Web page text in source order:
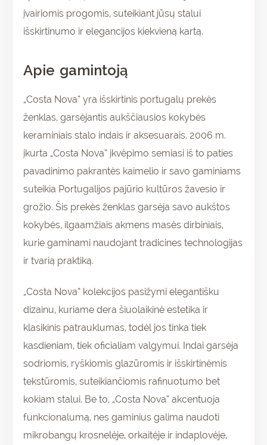
įvairiomis progomis, suteikiant jūsų stalui
išskirtinumo ir elegancijos kiekvieną kartą.
Apie gamintoją
„Costa Nova“ yra išskirtinis portugalų prekės
ženklas, garsėjantis aukščiausios kokybės
keraminiais stalo indais ir aksesuarais. 2006 m.
įkurta „Costa Nova“ įkvėpimo semiasi iš to paties
pavadinimo pakrantės kaimelio ir savo gaminiams
suteikia Portugalijos pajūrio kultūros žavesio ir
grožio. Šis prekės ženklas garsėja savo aukštos
kokybės, ilgaamžiais akmens masės dirbiniais,
kurie gaminami naudojant tradicines technologijas
ir tvarią praktiką.
„Costa Nova“ kolekcijos pasižymi elegantišku
dizainu, kuriame dera šiuolaikinė estetika ir
klasikinis patrauklumas, todėl jos tinka tiek
kasdieniam, tiek oficialiam valgymui. Indai garsėja
sodriomis, ryškiomis glazūromis ir išskirtinėmis
tekstūromis, suteikiančiomis rafinuotumo bet
kokiam stalui. Be to, „Costa Nova“ akcentuoja
funkcionalumą, nes gaminius galima naudoti
mikrobangų krosnelėje, orkaitėje ir indaplovėje,